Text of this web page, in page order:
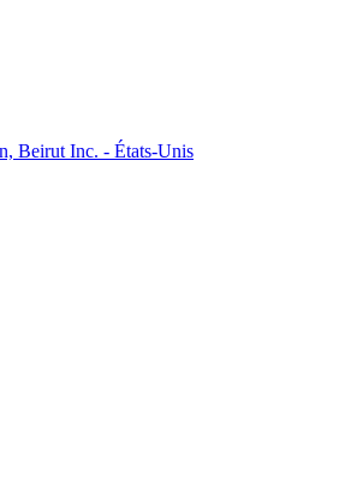
Beirut Inc. - États-Unis